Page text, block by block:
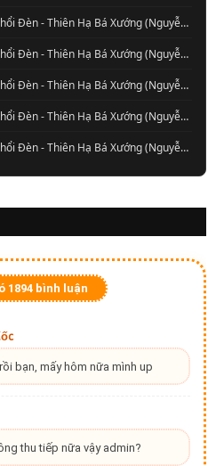
[Free] Truyện audio: Ma Thổi Đèn - Thiên Hạ Bá Xướng (Nguyễn Thành đọc-Quyển 06)
[Free] Truyện audio: Ma Thổi Đèn - Thiên Hạ Bá Xướng (Nguyễn Thành đọc-Quyển 05)
[Free] Truyện audio: Ma Thổi Đèn - Thiên Hạ Bá Xướng (Nguyễn Thành đọc-Quyển 04)
[Free] Truyện audio: Ma Thổi Đèn - Thiên Hạ Bá Xướng (Nguyễn Thành đọc-Quyển 03)
[Free] Truyện audio: Ma Thổi Đèn - Thiên Hạ Bá Xướng (Nguyễn Thành đọc-Quyển 02)
1894 bình luận
bạn, mấy hôm nữa mình up
thu tiếp nữa vậy admin?